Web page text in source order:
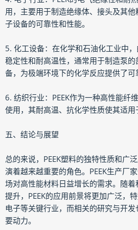
用，主要用于制造绝缘体、接头及其
子设备的可靠性和性能。
5. 化工设备：在化学和石油化工业中
稳定性和耐高温性，通常用于制造泵
备，为极端环境下的化学反应提供了可
6. 纺织行业：PEEK作为一种高性能纤
使用，其耐高温、抗化学性质使其适用
五、结论与展望
总的来说，PEEK塑料的独特性质和广
演着越来越重要的角色。PEEK生产厂
场对高性能材料日益增长的需求。随
提升，PEEK的应用前景将更加广泛，
电子等关键行业，而相关的研究与开
要动力。